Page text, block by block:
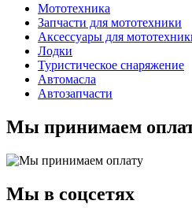
Мототехника
Запчасти для мототехники
Аксессуары для
Лодки
Туристическое снаряжение
Автомасла
Автозапчасти
Мы принимаем
Мы в соцсетях